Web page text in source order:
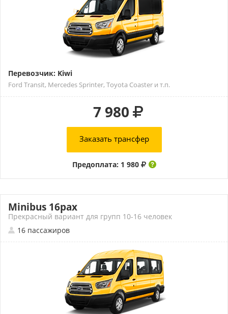
Перевозчик: Kiwi
Ford Transit, Mercedes Sprinter, Toyota Coaster и т.п.
7 980
Заказать трансфер
Предоплата: 1 980
Minibus 16pax
Прекрасный вариант для групп 10-16 человек
16 пассажиров